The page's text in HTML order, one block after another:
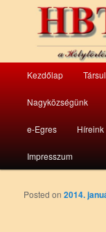
HBT Bag
a bagi Helytörténeti
Tovább az
Tovább a
Kezdőlap
Nagyközségünk
e-Egres Híreink
Impresszum
Bejegyzés
Posted on2014.